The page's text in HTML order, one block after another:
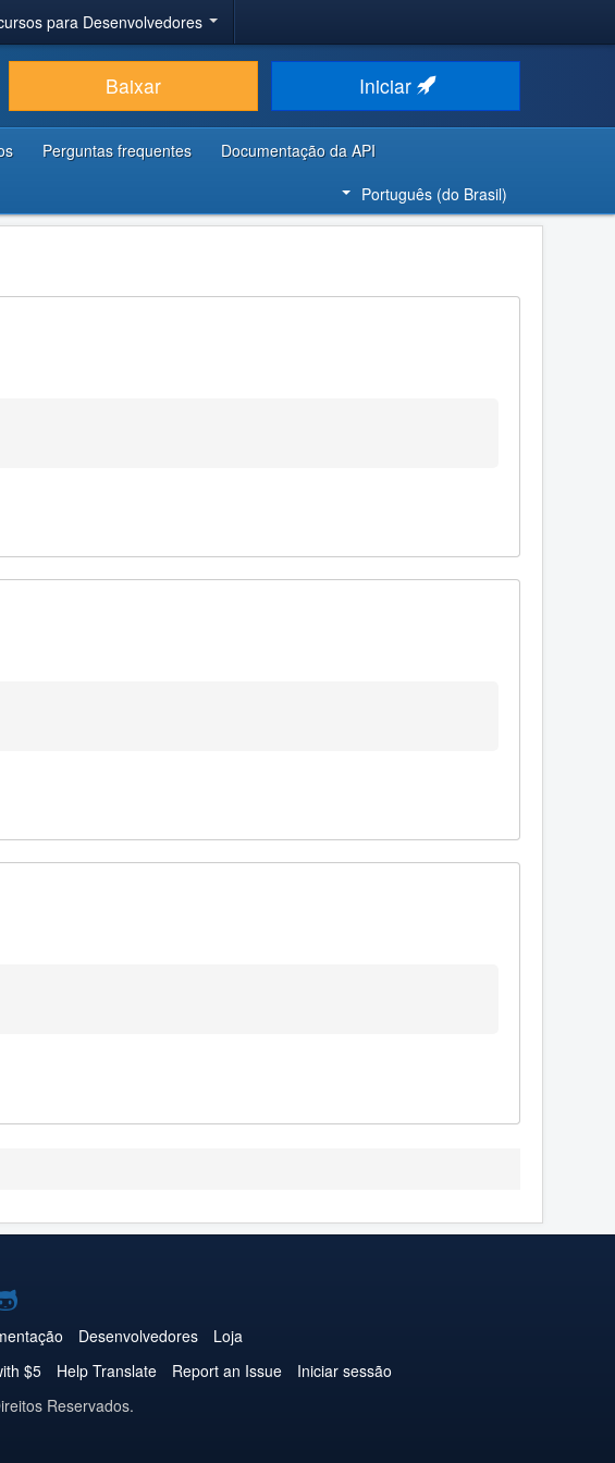
para Desenvolvedores
Baixar Iniciar
Perguntas frequentes
Documentação da API
Português (do Brasil)
Joomla!
no
GitHub
Desenvolvedores
Loja
$5 Help Translate Report an Issue
Iniciar sessão
Reservados.